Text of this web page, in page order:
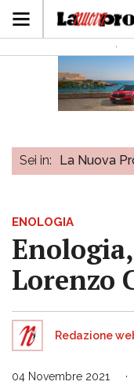
Sei in: La Nuova
ENOLOGIA
Lorenzo
Redazione
04 Novembre 2021